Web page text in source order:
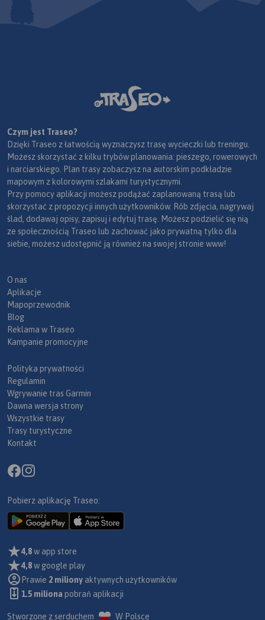
Czym jest Traseo?
Dzięki Traseo z łatwością wyznaczysz trasę wycieczki lub treningu.
Możesz skorzystać z kilku trybów planowania: pieszego, rowerowych
i narciarskiego. Plan trasy zobaczysz na autorskim podkładzie
mapowym z kolorowymi szlakami turystycznymi.
Przy pomocy aplikacji możesz podążać zaplanowaną trasą lub
skorzystać z propozycji innych użytkowników. Rób zdjęcia, nagrywaj
ślad, dodawaj opisy, zapisuj i edytuj trasę. Możesz podzielić się nią
ze społecznością Traseo lub zachować jako prywatną tylko dla
siebie, możesz udostępnić ją również na swojej stronie www!
O nas
Aplikacje
Mapoprzewodnik
Blog
Reklama w Traseo
Kampanie promocyjne
Polityka prywatności
Regulamin
Wgrywanie tras Garmin
Dawna wersja strony
Wszystkie trasy
Trasy turystyczne
Kontakt
Pobierz aplikację Traseo:
4,8w app store
4,8w google play
Prawie 2 miliony aktywnych użytkowników
1.5 miliona pobrań aplikacji
Stworzone z serduchem W Polsce